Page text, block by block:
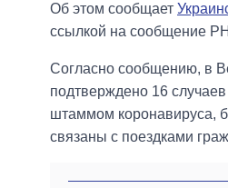
Об этом сообщает
ссылкой на сообщение
Согласно сообщению, в
подтверждено 16
штаммом коронавируса,
связаны с поездками